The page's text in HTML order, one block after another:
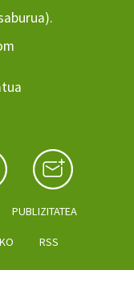
PUBLIZITATEA
RSS